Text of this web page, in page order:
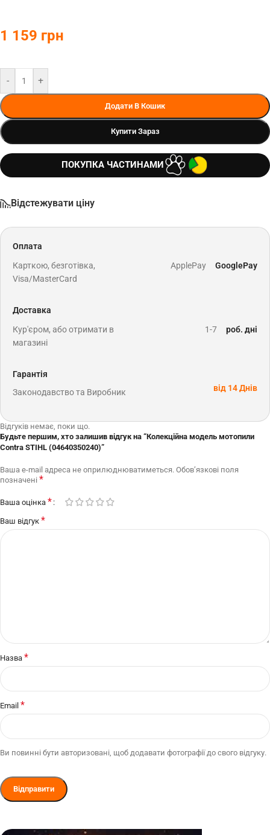
1 159 грн
- +
Додати В Кошик
Купити Зараз
ПОКУПКА ЧАСТИНАМИ
Відстежувати ціну
Оплата
Карткою, безготівка,
Visa/MasterCard
ApplePay GooglePay
Доставка
Кур'єром, або отримати в
магазині
1-7 роб. дні
Гарантія
Законодавство та Виробник
від 14 Днів
Відгуків немає, поки що.
Будьте першим, хто залишив відгук на “Колекційна модель мотопили
Contra STIHL (04640350240)”
Ваша e-mail адреса не оприлюднюватиметься. Обов’язкові поля
позначені *
Ваша оцінка *
Ваш відгук *
Назва *
Email *
Ви повинні бути авторизовані, щоб додавати фотографії до свого відгуку.